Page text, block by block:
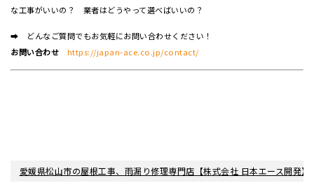
な工事がいいの？ 業者はどうやって選べばいいの？
➡ どんなご質問でもお気軽にお問い合わせください！
お問い合わせ
https://japan-ace.co.jp/contact/
愛媛県松山市の屋根工事、雨漏り修理専門店【株式会社 日本エース開発】